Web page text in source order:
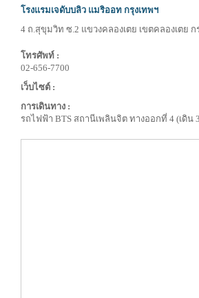
โรงแรมเจดับบลิว แมริออท กรุงเทพฯ
4 ถ.สุขุมวิท ซ.2 แขวงคลองเตย เขตคลองเตย
โทรศัพท์ :
02-656-7700
เว็บไซต์ :
การเดินทาง :
รถไฟฟ้า BTS สถานีเพลินจิต ทางออกที่ 4 (เดิน